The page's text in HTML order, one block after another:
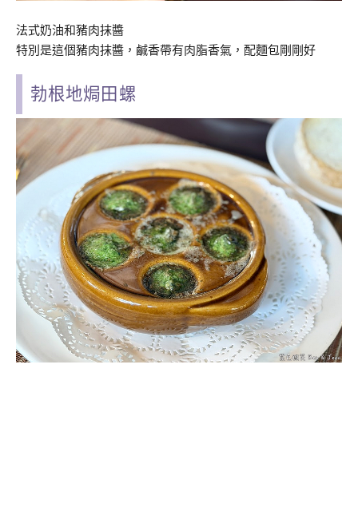
法式奶油和豬肉抹醬
特別是這個豬肉抹醬，鹹香帶有肉脂香氣，配麵包剛剛好
勃根地焗田螺